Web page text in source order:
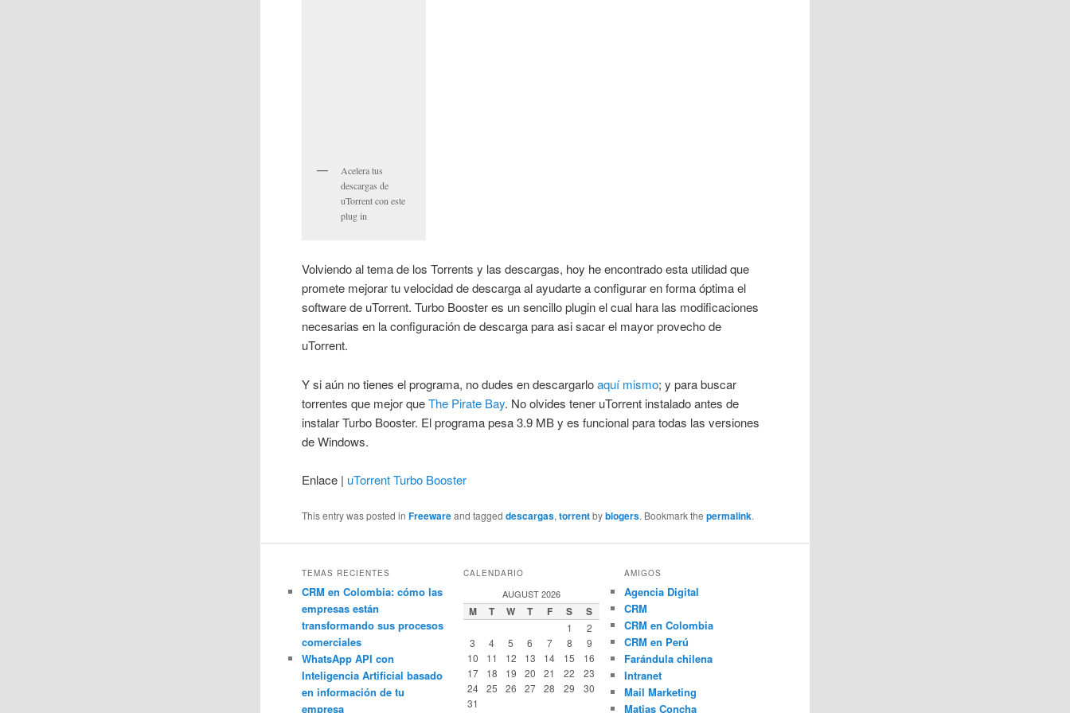
Acelera tus
descargas de
uTorrent con este
plug in
Volviendo al tema de los Torrents y las descargas, hoy he encontrado esta utilidad que
promete mejorar tu velocidad de descarga al ayudarte a configurar en forma óptima el
software de uTorrent. Turbo Booster es un sencillo plugin el cual hara las modificaciones
necesarias en la configuración de descarga para asi sacar el mayor provecho de
uTorrent.
Y si aún no tienes el programa, no dudes en descargarloaquí mismo; y para buscar
torrentes que mejor queThe Pirate Bay. No olvides tener uTorrent instalado antes de
instalar Turbo Booster. El programa pesa 3.9 MB y es funcional para todas las versiones
de Windows.
Enlace | uTorrent Turbo Booster
This entry was posted inFreewareand taggeddescargas,torrentbyblogers. Bookmark thepermalink.
TEMAS RECIENTES
CRM en Colombia: cómo las
empresas están
transformando sus procesos
comerciales
WhatsApp API con
Inteligencia Artificial basado
en información de tu
empresa
CALENDARIO
AUGUST 2026
M T W T F S S
1
2
3
4 5 6 7 8
9
10
11 12 13 14 15
16
17
18 19 20 21 22
23
24
25 26 27 28 29
30
31
AMIGOS
Agencia Digital
CRM
CRM en Colombia
CRM en Perú
Farándula chilena
Intranet
Mail Marketing
Matias Concha